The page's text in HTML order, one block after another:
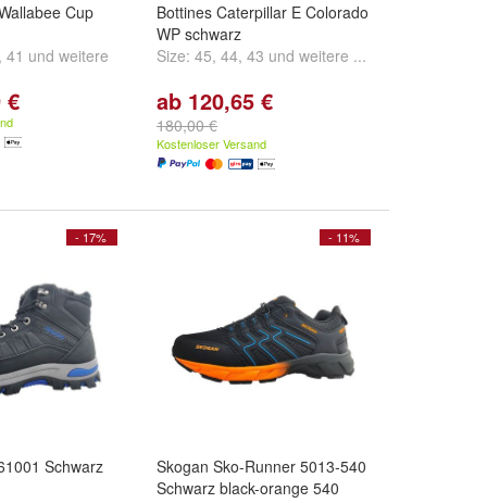
Cup
41 und weitere
€
Bottines Caterpillar E Colorado
WP schwarz
Size: 45, 44, 43 und weitere ...
ab 120,65 €
180,00 €
Kostenloser Versand
- 17%
Schwarz
- 11%
Skogan Sko-Runner 5013-540
Schwarz black-orange 540